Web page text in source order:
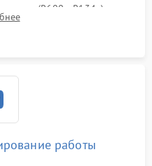
(R600a, R134a) по
давления в системе.
работы